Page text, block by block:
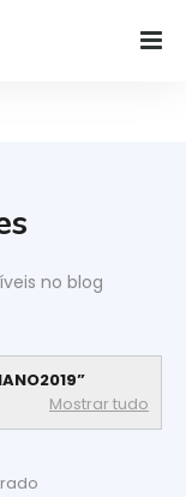
no blog
Mostrar tudo